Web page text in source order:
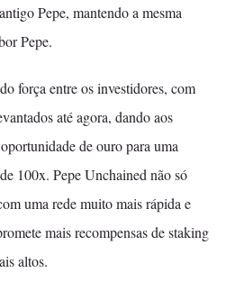
Pepe, mantendo a mesma
Pepe.
força entre os investidores, com
até agora, dando aos
de ouro para uma
100x. Pepe Unchained não só
uma rede muito mais rápida e
mais recompensas de staking
altos.